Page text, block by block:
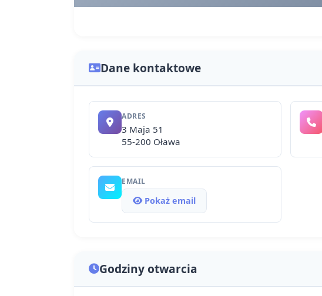
Dane kontaktowe
ADRES
3 Maja 51
55-200 Oława
EMAIL
Pokaż email
Godziny otwarcia